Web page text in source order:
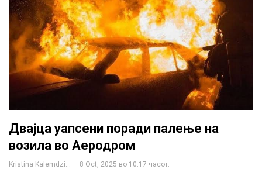
Двајца уапсени поради палење на
возила во Аеродром
8 Oct, 2025 во 10:17 часот.